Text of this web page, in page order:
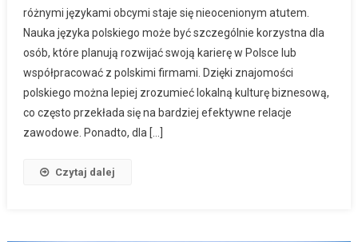
różnymi językami obcymi staje się nieocenionym atutem.
Nauka języka polskiego może być szczególnie korzystna dla
osób, które planują rozwijać swoją karierę w Polsce lub
współpracować z polskimi firmami. Dzięki znajomości
polskiego można lepiej zrozumieć lokalną kulturę biznesową,
co często przekłada się na bardziej efektywne relacje
zawodowe. Ponadto, dla […]
Czytaj dalej